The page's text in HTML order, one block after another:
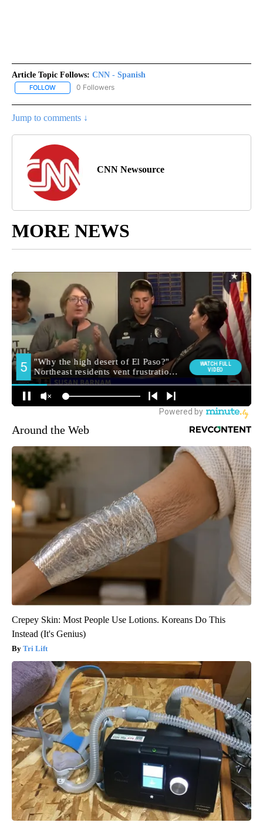
Article Topic Follows: CNN - Spanish
FOLLOW FOLLOW "CNN - SPANISH" TO RECEIVE NOTIFICATIONS ABOUT
0 Followers
Jump to comments ↓
CNN Newsource
MORE NEWS
Around the Web
Crepey Skin: Most People Use Lotions. Koreans Do This
Instead (It's Genius)
Tri Lift